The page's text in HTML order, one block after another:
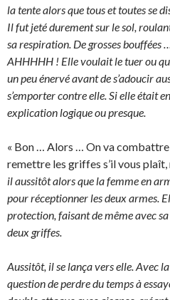
la tente alors que tous et toutes se
Il fut jeté durement sur le sol,
sa respiration. De grosses
AHHHHH ! Elle voulait le tuer ou
un peu énervé avant de s’adoucir
s’emporter contre elle. Si elle était
explication logique ou presque.
« Bon … Alors … On va
remettre les griffes s’il vous plaît,
il aussitôt alors que la femme en
pour réceptionner les deux armes.
protection, faisant de même avec
deux griffes.
Aussitôt, il se lança vers elle. Avec
question de perdre du temps à